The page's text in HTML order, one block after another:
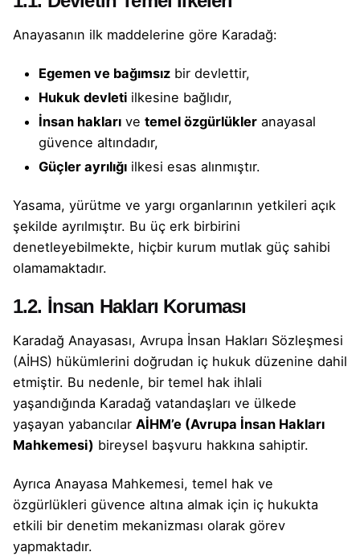
Anayasanın ilk maddelerine göre Karadağ:
Egemen ve bağımsız bir devlettir,
Hukuk devleti ilkesine bağlıdır,
İnsan hakları ve temel özgürlükler anayasal
güvence altındadır,
Güçler ayrılığı ilkesi esas alınmıştır.
Yasama, yürütme ve yargı organlarının yetkileri açık
şekilde ayrılmıştır. Bu üç erk birbirini
denetleyebilmekte, hiçbir kurum mutlak güç sahibi
olamamaktadır.
1.2. İnsan Hakları Koruması
Karadağ Anayasası, Avrupa İnsan Hakları Sözleşmesi
(AİHS) hükümlerini doğrudan iç hukuk düzenine dahil
etmiştir. Bu nedenle, bir temel hak ihlali
yaşandığında Karadağ vatandaşları ve ülkede
yaşayan yabancılar AİHM’e (Avrupa İnsan Hakları
Mahkemesi) bireysel başvuru hakkına sahiptir.
Ayrıca Anayasa Mahkemesi, temel hak ve
özgürlükleri güvence altına almak için iç hukukta
etkili bir denetim mekanizması olarak görev
yapmaktadır.